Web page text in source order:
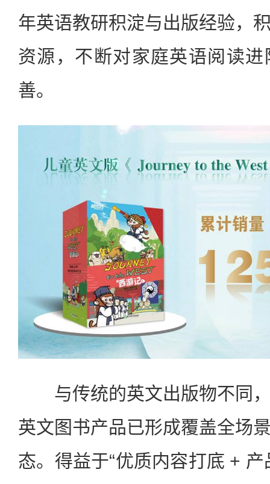
年英语教研积淀与出版经验，
资源，不断对家庭英语阅读
善。
与传统的英文出版物不同，
英文图书产品已形成覆盖全场
态。得益于“优质内容打底 +